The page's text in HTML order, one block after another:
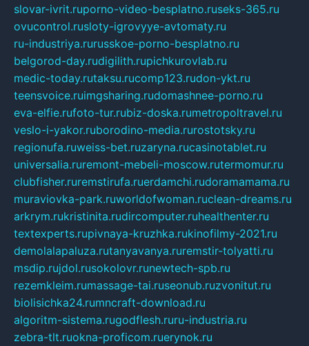
slovar-ivrit.ruporno-video-besplatno.ruseks-365.ru
ovucontrol.rusloty-igrovyye-avtomaty.ru
ru-industriya.rurusskoe-porno-besplatno.ru
belgorod-day.rudigilith.rupichkurovlab.ru
medic-today.rutaksu.rucomp123.rudon-ykt.ru
teensvoice.ruimgsharing.rudomashnee-porno.ru
eva-elfie.rufoto-tur.rubiz-doska.rumetropoltravel.ru
veslo-i-yakor.ruborodino-media.rurostotsky.ru
regionufa.ruweiss-bet.ruzaryna.rucasinotablet.ru
universalia.ruremont-mebeli-moscow.rutermomur.ru
clubfisher.ruremstirufa.ruerdamchi.rudoramamama.ru
muraviovka-park.ruworldofwoman.ruclean-dreams.ru
arkrym.rukristinita.rudircomputer.ruhealthenter.ru
textexperts.rupivnaya-kruzhka.rukinofilmy-2021.ru
demolalapaluza.rutanyavanya.ruremstir-tolyatti.ru
msdip.rujdol.rusokolovr.runewtech-spb.ru
rezemkleim.rumassage-tai.ruseonub.ruzvonitut.ru
biolisichka24.rumncraft-download.ru
algoritm-sistema.rugodflesh.ruru-industria.ru
zebra-tlt.ruokna-proficom.ruerynok.ru